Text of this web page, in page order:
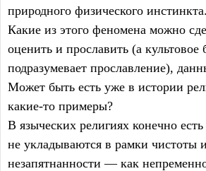
природного физического инстинкта.
Какие из этого феномена можно
оценить и прославить (а культовое
подразумевает прославление),
Может быть есть уже в истории
какие-то примеры?
В языческих религиях конечно
не укладываются в рамки чистоты
незапятнанности — как